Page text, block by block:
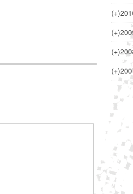
(+)
(+)
(+)
(+)